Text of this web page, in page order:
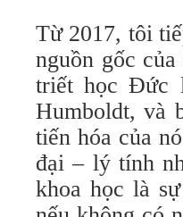
Từ 2017, tôi
nguồn gốc
triết học Đức
Humboldt, và
tiến hóa của
đại – lý tính
khoa học là